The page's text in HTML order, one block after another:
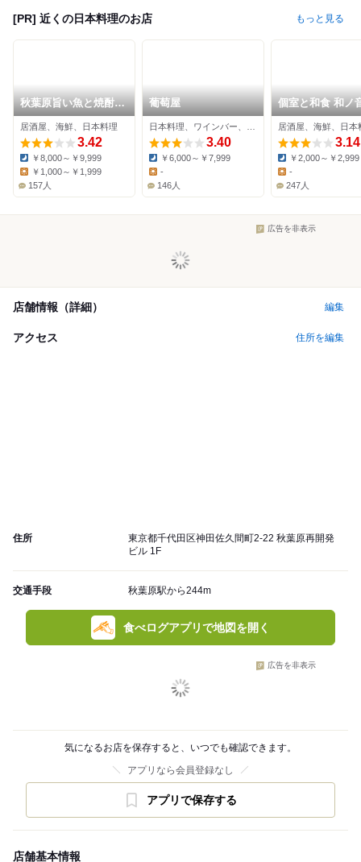
[PR] 近くの日本料理のお店 もっと見る
秋葉原旨い魚と焼酎.
地酒 美味研鑽 TETSU
居酒屋、海鮮、日本料理
3.42
Dinner:
￥8,000～￥9,999
￥1,000～￥1,999
157人
葡萄屋
3.40
Dinner:
￥6,000～￥7,999
-
146人
個室と和食 和ノ音
葉原店
居酒屋、海鮮、日本
3.14
Dinner:
￥2,000～￥2,999
-
247人
広告を非表示
店舗情報（詳細） 編集
アクセス 住所を編集
住所
東京都千代田区神田佐久間町2-22 秋葉原再開発
ビル 1F
交通手段 秋葉原駅から244m
食べログアプリで地図を開く
広告を非表示
気になるお店を保存すると、いつでも確認できます。
アプリなら会員登録なし
アプリで保存する
店舗基本情報